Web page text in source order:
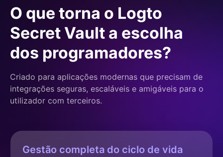
O que torna o Logto
Secret Vault a escolha
dos programadores?
Criado para aplicações modernas que precisam de
integrações seguras, escaláveis e amigáveis para o
utilizador com terceiros.
Gestão completa do ciclo de vida